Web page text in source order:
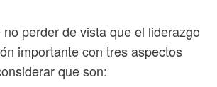
perder de vista que el liderazgo
importante con tres aspectos
que son: